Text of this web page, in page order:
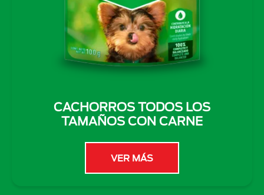
CACHORROS TODOS LOS
TAMAÑOS CON CARNE
VER MÁS